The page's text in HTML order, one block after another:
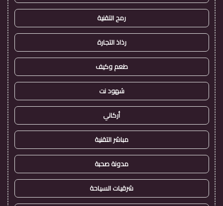
رمح التقنية
رذاذ التجارة
طعم وكيف
شهود نت
أركاني
مباشر التقنية
مدونة صحبة
شرقيات السياحة